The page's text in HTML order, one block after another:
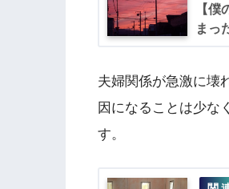
【
まっ
夫婦関係が急激に壊
因になることは少な
す。